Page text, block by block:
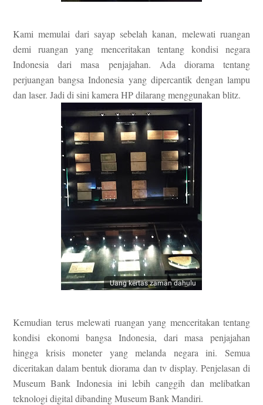
Kami memulai dari sayap sebelah kanan, melewati ruangan
demi ruangan yang menceritakan tentang kondisi negara
Indonesia dari masa penjajahan. Ada diorama tentang
perjuangan bangsa Indonesia yang dipercantik dengan lampu
dan laser. Jadi di sini kamera HP dilarang menggunakan blitz.
Uang kertas zaman dahulu
Kemudian terus melewati ruangan yang menceritakan tentang
kondisi ekonomi bangsa Indonesia, dari masa penjajahan
hingga krisis moneter yang melanda negara ini. Semua
diceritakan dalam bentuk diorama dan tv display. Penjelasan di
Museum Bank Indonesia ini lebih canggih dan melibatkan
teknologi digital dibanding Museum Bank Mandiri.